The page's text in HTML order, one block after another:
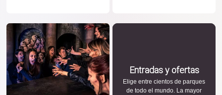
Entradas y ofertas
Elige entre cientos de parques
de todo el mundo. La mayor